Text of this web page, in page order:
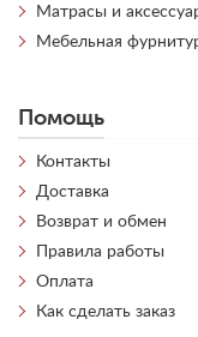
Матрасы и
Мебельная
Помощь
Контакты
Доставка
Возврат и обмен
Правила работы
Оплата
Как сделать заказ